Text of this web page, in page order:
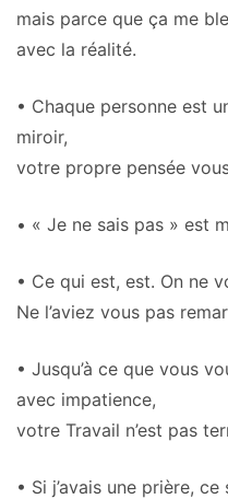
mais parce que ça me
avec la réalité.
• Chaque personne est
miroir,
votre propre pensée
• « Je ne sais pas » est
• Ce qui est, est. On ne
Ne l’aviez vous pas
• Jusqu’à ce que vous
avec impatience,
votre Travail n’est pas
• Si j’avais une prière, ce